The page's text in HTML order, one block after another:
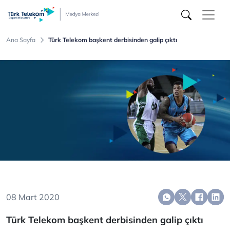
Telekom
Medya
Ana Sayfa Türk Telekom başkent derbisinden galip çıktı
08 Mart 2020
Türk Telekom başkent derbisinden galip çıktı